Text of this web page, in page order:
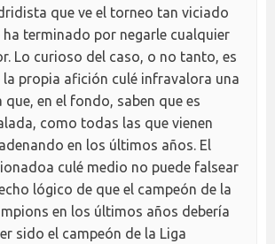
que ve el torneo tan viciado
ha terminado por negarle cualquier
Lo curioso del caso, o no tanto, es
la propia afición culé infravalora una
que, en el fondo, saben que es
como todas las que vienen
en los últimos años. El
culé medio no puede falsear
lógico de que el campeón de la
en los últimos años debería
sido el campeón de la Liga